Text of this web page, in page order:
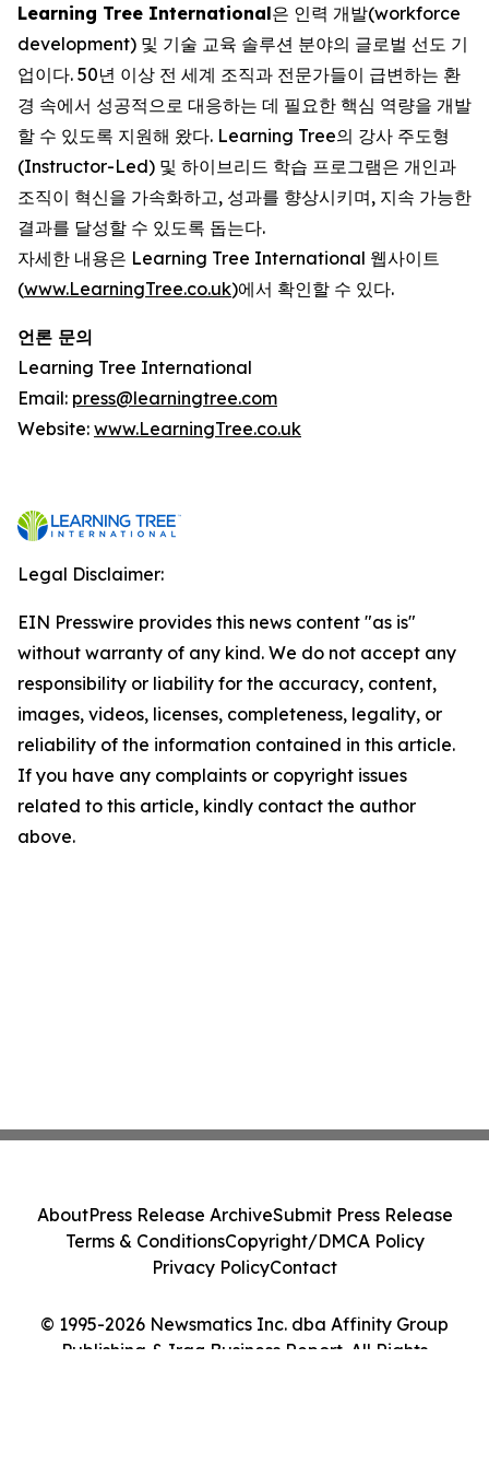
Learning Tree International은 인력 개발(workforce
development) 및 기술 교육 솔루션 분야의 글로벌 선도 기
업이다. 50년 이상 전 세계 조직과 전문가들이 급변하는 환
경 속에서 성공적으로 대응하는 데 필요한 핵심 역량을 개발
할 수 있도록 지원해 왔다. Learning Tree의 강사 주도형
(Instructor-Led) 및 하이브리드 학습 프로그램은 개인과
조직이 혁신을 가속화하고, 성과를 향상시키며, 지속 가능한
결과를 달성할 수 있도록 돕는다.
자세한 내용은 Learning Tree International 웹사이트
(www.LearningTree.co.uk)에서 확인할 수 있다.
언론 문의
Learning Tree International
Email: press@learningtree.com
Website: www.LearningTree.co.uk
Legal Disclaimer:
EIN Presswire provides this news content "as is"
without warranty of any kind. We do not accept any
responsibility or liability for the accuracy, content,
images, videos, licenses, completeness, legality, or
reliability of the information contained in this article.
If you have any complaints or copyright issues
related to this article, kindly contact the author
above.
© 1995-2026 Newsmatics Inc. dba Affinity Group
Publishing & Iraq Business Report. All Rights
AboutPress Release ArchiveSubmit Press Release
Terms & ConditionsCopyright/DMCA Policy
Privacy PolicyContact